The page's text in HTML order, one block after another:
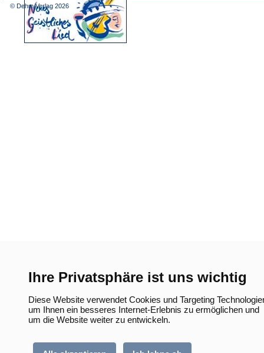
Ihre Privatsphäre ist uns wichtig
Diese Website verwendet Cookies und Targeting
um Ihnen ein besseres Internet-Erlebnis zu ermöglichen und
um die Website weiter zu entwickeln.
© Dehm Verlag 2026